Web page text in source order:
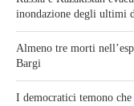
inondazione degli ultimi
Almeno tre morti
Bargi
I democratici temono che